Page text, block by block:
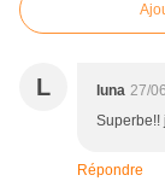
L luna 27/
Superbe!!
Répondre